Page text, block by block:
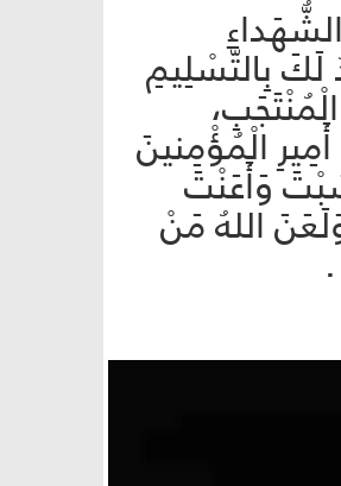
لَكَ بِالتَّسْلِيمِ
الْمُؤْمِنينَ
وَأَعَنْتَ
اللهُ مَنْ